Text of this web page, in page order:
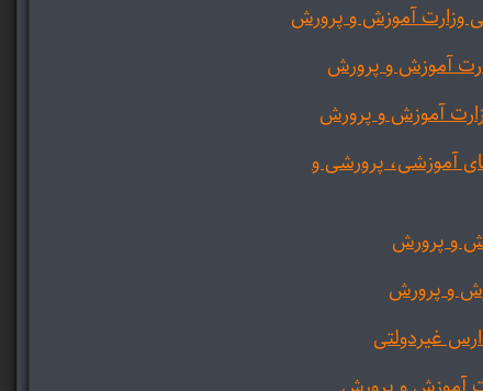
وزارت آموزش و پرورش
آموزش و پرورش
آموزش و پرورش
آموزشی، پرورشی و
و پرورش
و پرورش
غیردولتی